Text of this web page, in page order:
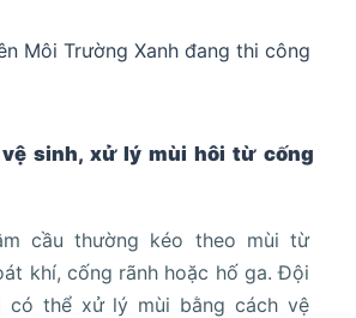
Môi Trường Xanh đang thi công
sinh, xử lý mùi hôi từ cống
cầu thường kéo theo mùi từ
khí, cống rãnh hoặc hố ga. Đội
có thể xử lý mùi bằng cách vệ